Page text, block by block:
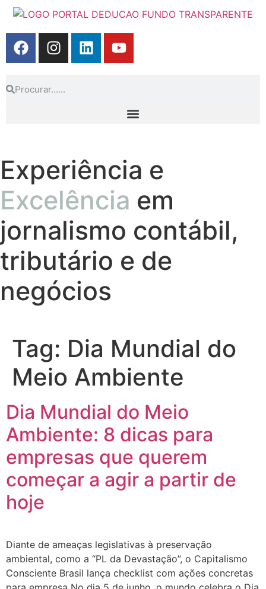
Experiência e
Excelência em
jornalismo contábil,
tributário e de
negócios
Tag: Dia Mundial do
Meio Ambiente
Dia Mundial do Meio
Ambiente: 8 dicas para
empresas que querem
começar a agir a partir de
hoje
Diante de ameaças legislativas à preservação
ambiental, como a “PL da Devastação”, o Capitalismo
Consciente Brasil lança checklist com ações concretas